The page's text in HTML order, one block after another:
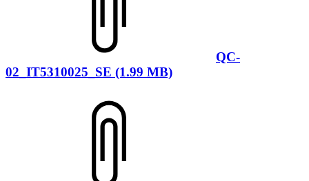
QC-
02_IT5310025_SE (1.99 MB)